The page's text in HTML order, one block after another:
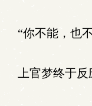
“你不能，也
上官梦终于反